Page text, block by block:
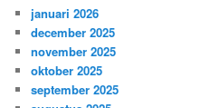
januari 2026
december 2025
november 2025
oktober 2025
september 2025